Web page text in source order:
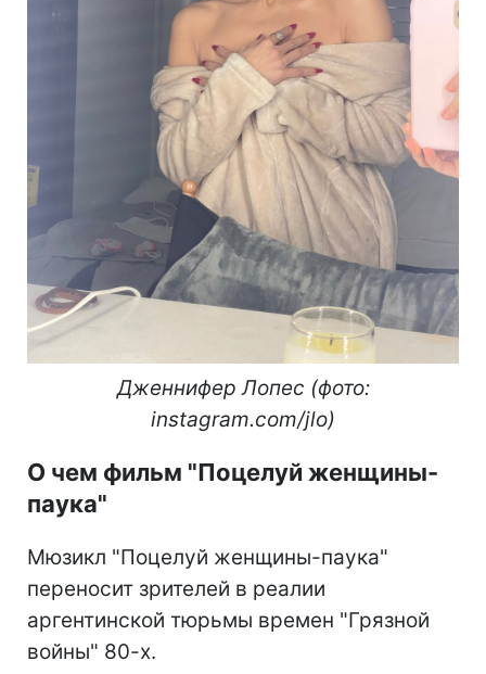
Дженнифер Лопес (фото:
instagram.com/jlo)
О чем фильм "Поцелуй женщины-
паука"
Мюзикл "Поцелуй женщины-паука"
переносит зрителей в реалии
аргентинской тюрьмы времен "Грязной
войны" 80-х.